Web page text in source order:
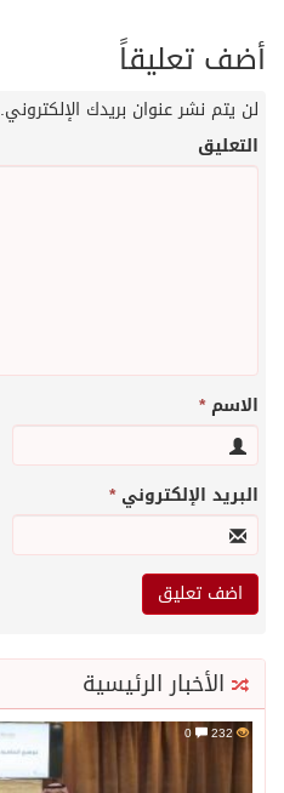
أضف تعليقاً
لن يتم نشر عنوان بريدك الإلكتروني.
التعليق
الاسم*
البريد الإلكتروني*
الأخبار الرئيسية
232